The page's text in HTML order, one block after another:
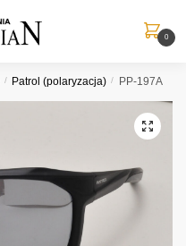
0
/ Patrol (polaryzacja) / PP-197A